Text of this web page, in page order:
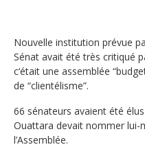
Nouvelle institution prévue
Sénat avait été très critiqué
c‘était une assemblée
de “clientélisme”.
66 sénateurs avaient été
Ouattara devait nommer lui-
l’Assemblée.